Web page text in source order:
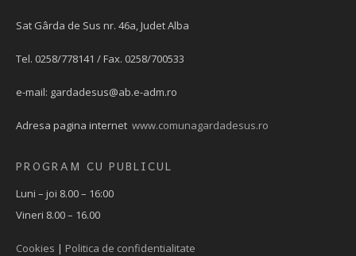
Sat Gârda de Sus nr. 46a, Judet Alba
Tel. 0258/778141 / Fax. 0258/700533
e-mail: gardadesus@ab.e-adm.ro
Adresa pagina internet www.comunagardadesus.ro
PROGRAM CU PUBLICUL
Luni – joi 8.00 – 16:00
Vineri 8.00 – 16.00
Cookies | Politica de confidentialitate